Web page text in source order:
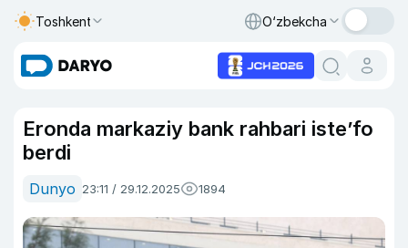
Toshkent O‘zbekcha
Eronda markaziy bank rahbari iste’fo
berdi
Dunyo 23:11 / 29.12.2025 1894